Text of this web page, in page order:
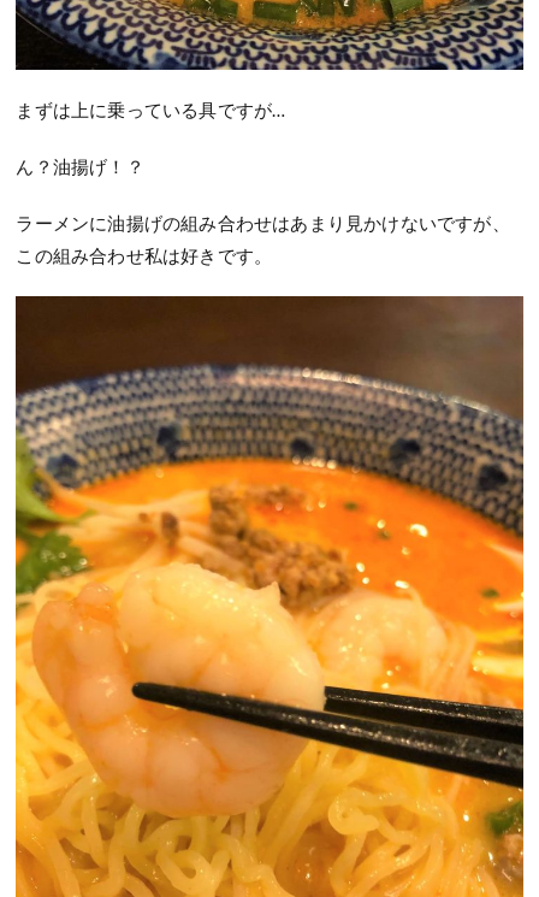
まずは上に乗っている具ですが…
ん？油揚げ！？
ラーメンに油揚げの組み合わせはあまり見かけないですが、
この組み合わせ私は好きです。